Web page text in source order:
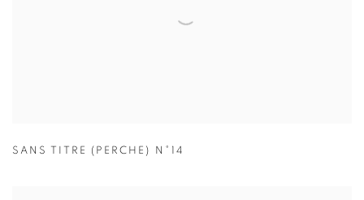
SANS TITRE (PERCHE) N°14